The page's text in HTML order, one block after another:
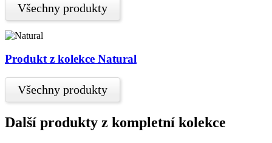
Všechny produkty
Produkt z kolekce Natural
Všechny produkty
Další produkty z kompletní kolekce